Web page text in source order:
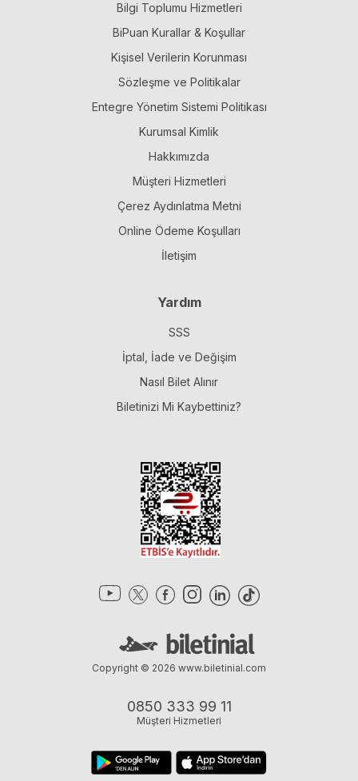
Bilgi Toplumu Hizmetleri
BiPuan Kurallar & Koşullar
Kişisel Verilerin Korunması
Sözleşme ve Politikalar
Entegre Yönetim Sistemi Politikası
Kurumsal Kimlik
Hakkımızda
Müşteri Hizmetleri
Çerez Aydınlatma Metni
Online Ödeme Koşulları
İletişim
Yardım
SSS
İptal, İade ve Değişim
Nasıl Bilet Alınır
Biletinizi Mi Kaybettiniz?
0850 333 99 11
Müşteri Hizmetleri
Copyright © 2026 www.biletinial.com